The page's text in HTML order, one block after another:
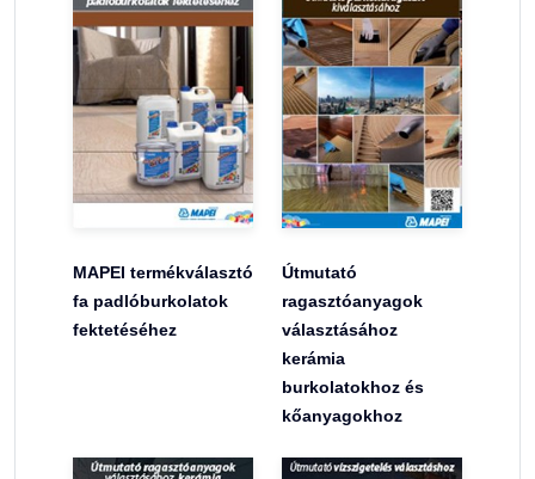
MAPEI termékválasztó
fa padlóburkolatok
fektetéséhez
Útmutató
ragasztóanyagok
választásához
kerámia
burkolatokhoz és
kőanyagokhoz